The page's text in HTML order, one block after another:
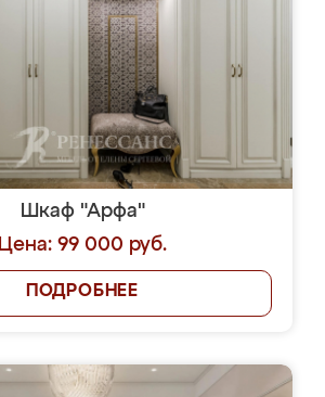
Шкаф "Арфа"
Цена: 99 000 руб.
ПОДРОБНЕЕ